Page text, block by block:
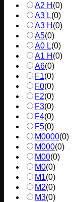
A2 H (0)
A3 L(0)
A3 H (0)
A5(0)
A0 L(0)
A1 H (0)
A6(0)
F1(0)
F0(0)
F2(0)
F3(0)
F4(0)
F5(0)
M0000(0)
M000(0)
M00(0)
M0(0)
M1(0)
M2(0)
M3(0)